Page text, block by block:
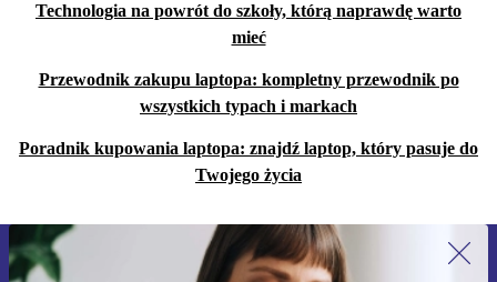
Technologia na powrót do szkoły, którą naprawdę warto
mieć
Przewodnik zakupu laptopa: kompletny przewodnik po
wszystkich typach i markach
Poradnik kupowania laptopa: znajdź laptop, który pasuje do
Twojego życia
Zapisz się na nasz newsletter!